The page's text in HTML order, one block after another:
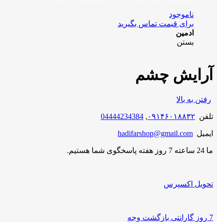
ناموجود
برای قیمت تماس بگیرید
ادمین
بستن
آرایش چشم
رفتن به بالا
تلفن ۰۹۱۴۶۰۱۸۸۳۲ ,
04444234384
ایمیل hadifarshop@gmail.com
ما 24 ساعته 7 روز هفته پاسخگوی شما هستیم.
تحویل اکسپرس
7 روز گارانتی بازگشت وجه